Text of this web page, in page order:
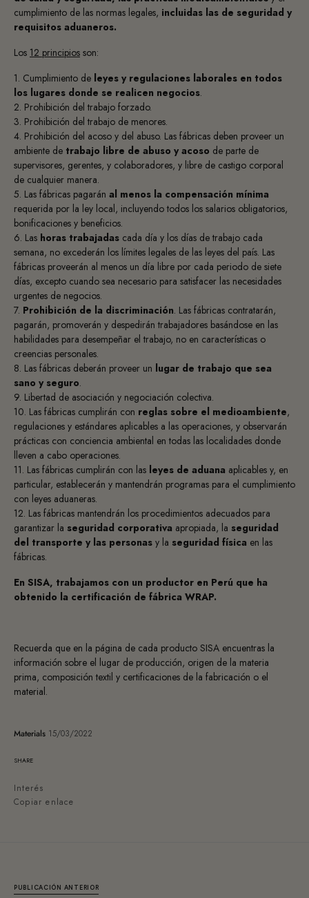
cumplimiento de las normas legales, incluidas las de seguridad y
requisitos aduaneros.
Los 12 principios son:
1. Cumplimiento de leyes y regulaciones laborales en todos
los lugares donde se realicen negocios.
2. Prohibición del trabajo forzado.
3. Prohibición del trabajo de menores.
4. Prohibición del acoso y del abuso. Las fábricas deben proveer un
ambiente de trabajo libre de abuso y acoso de parte de
supervisores, gerentes, y colaboradores, y libre de castigo corporal
de cualquier manera.
5. Las fábricas pagarán al menos la compensación mínima
requerida por la ley local, incluyendo todos los salarios obligatorios,
bonificaciones y beneficios.
6. Las horas trabajadas cada día y los días de trabajo cada
semana, no excederán los límites legales de las leyes del país. Las
fábricas proveerán al menos un día libre por cada periodo de siete
días, excepto cuando sea necesario para satisfacer las necesidades
urgentes de negocios.
7. Prohibición de la discriminación. Las fábricas contratarán,
pagarán, promoverán y despedirán trabajadores basándose en las
habilidades para desempeñar el trabajo, no en características o
creencias personales.
8. Las fábricas deberán proveer un lugar de trabajo que sea
sano y seguro.
9. Libertad de asociación y negociación colectiva.
10. Las fábricas cumplirán con reglas sobre el medioambiente,
regulaciones y estándares aplicables a las operaciones, y observarán
prácticas con conciencia ambiental en todas las localidades donde
lleven a cabo operaciones.
11. Las fábricas cumplirán con las leyes de aduana aplicables y, en
particular, establecerán y mantendrán programas para el cumplimiento
con leyes aduaneras.
12. Las fábricas mantendrán los procedimientos adecuados para
garantizar la seguridad corporativa apropiada, la seguridad
del transporte y las personas y la seguridad física en las
fábricas.
En SISA, trabajamos con un productor en Perú que ha
obtenido la certificación de fábrica WRAP.
Recuerda que en la página de cada producto SISA encuentras la
información sobre el lugar de producción, origen de la materia
prima, composición textil y certificaciones de la fabricación o el
material.
Materials 15/03/2022
SHARE
Interés
Copiar enlace
PUBLICACIÓN ANTERIOR